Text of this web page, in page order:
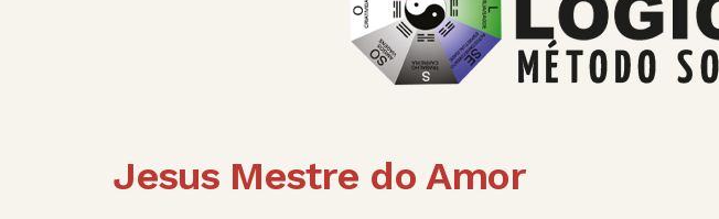
Jesus Mestre do Amor